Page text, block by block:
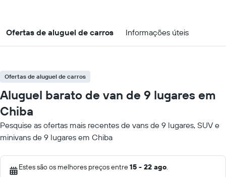
Ofertas de aluguel de carros Informações úteis
Ofertas de aluguel de carros
Aluguel barato de van de 9 lugares em
Chiba
Pesquise as ofertas mais recentes de vans de 9 lugares, SUV e
minivans de 9 lugares em Chiba
Estes são os melhores preços entre15 - 22 ago.